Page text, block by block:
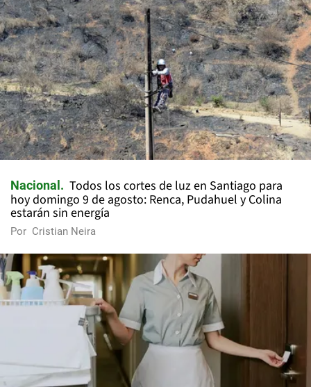
Nacional
Todos los cortes de luz en Santiago para
hoy domingo 9 de agosto: Renca, Pudahuel y Colina
estarán sin energía
Por Cristian Neira